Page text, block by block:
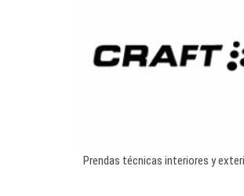
Prendas técnicas interiores y